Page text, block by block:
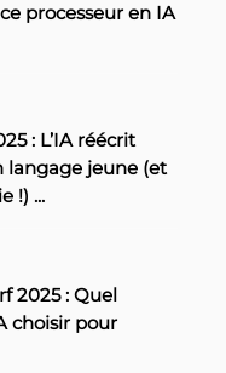
processeur en IA
: L’IA réécrit
langage jeune (et
!) ...
2025 : Quel
choisir pour